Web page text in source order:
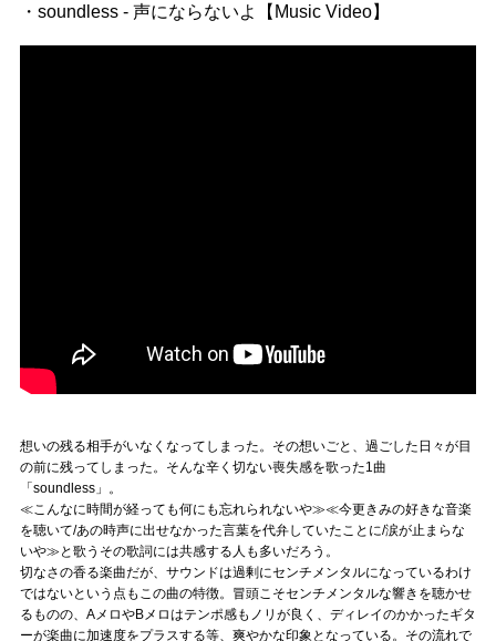
・soundless - 声にならないよ【Music Video】
想いの残る相手がいなくなってしまった。その想いごと、過ごした日々が目
の前に残ってしまった。そんな辛く切ない喪失感を歌った1曲
「soundless」。
≪こんなに時間が経っても何にも忘れられないや≫≪今更きみの好きな音楽
を聴いて/あの時声に出せなかった言葉を代弁していたことに/涙が止まらな
いや≫と歌うその歌詞には共感する人も多いだろう。
切なさの香る楽曲だが、サウンドは過剰にセンチメンタルになっているわけ
ではないという点もこの曲の特徴。冒頭こそセンチメンタルな響きを聴かせ
るものの、AメロやBメロはテンポ感もノリが良く、ディレイのかかったギタ
ーが楽曲に加速度をプラスする等、爽やかな印象となっている。その流れで